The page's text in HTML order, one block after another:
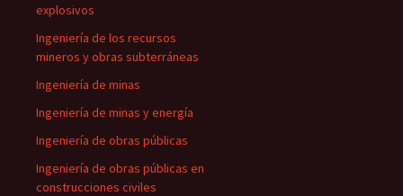
explosivos
Ingeniería de los recursos
mineros y obras subterráneas
Ingeniería de minas
Ingeniería de minas y energía
Ingeniería de obras públicas
Ingeniería de obras públicas en
construcciones civiles